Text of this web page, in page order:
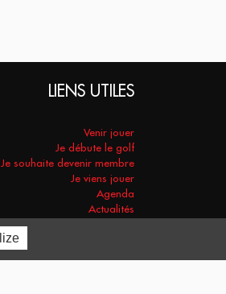
LIENS UTILES
Venir jouer
Je débute le golf
Je souhaite devenir membre
Je viens jouer
Agenda
Actualités
Mentions légales et Crédits